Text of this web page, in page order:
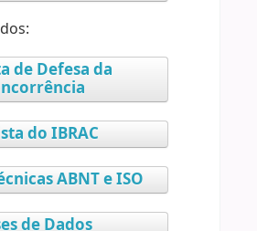
de Defesa da
do IBRAC
ABNT e ISO
de Dados